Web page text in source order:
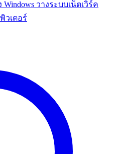
Windows วางระบบเน็ตเวิร์ค
วเตอร์